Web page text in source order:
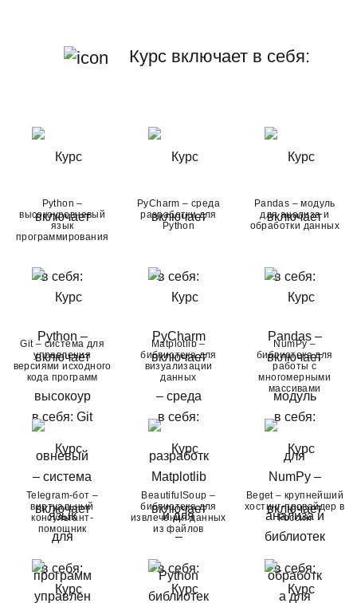
Курс включает в себя:
Python –
высокоуровневый
язык
программирования
PyCharm – среда
разработки для
Python
Pandas – модуль
для анализа и
обработки данных
Git – система для
управления
версиями исходного
кода программ
Matplotlib –
библиотека для
визуализации
данных
NumPy –
библиотека для
работы с
многомерными
массивами
Telegram-бот –
виртуальный
консультант-
помощник
BeautifulSoup –
библиотека для
извлечения данных
из файлов
Beget – крупнейший
хостинг-провайдер в
России